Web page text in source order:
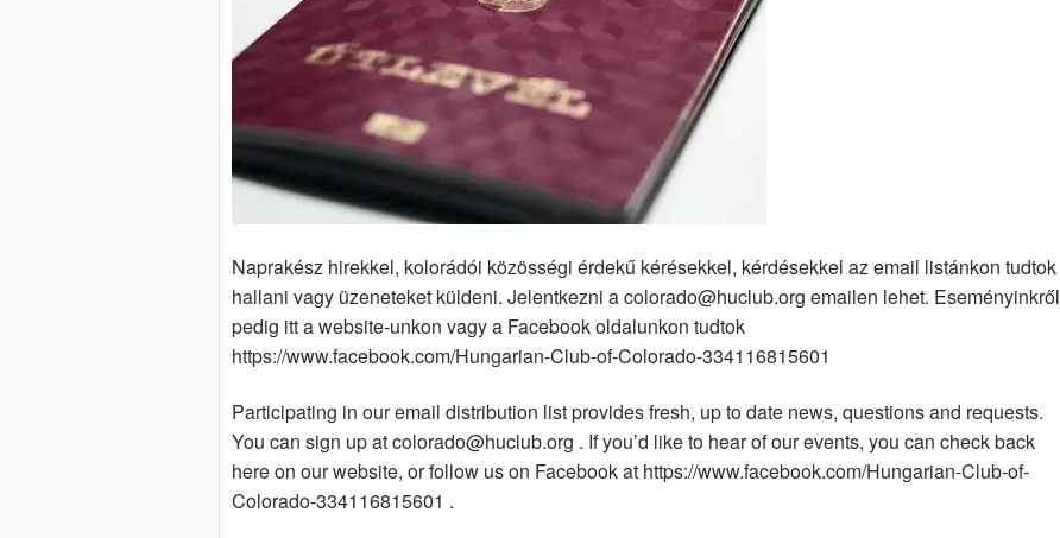
Naprakész hirekkel, kolorádói közösségi érdekű kérésekkel, kérdésekkel az email listánkon tudtok
hallani vagy üzeneteket küldeni. Jelentkezni a colorado@huclub.org emailen lehet. Eseményinkről
pedig itt a website-unkon vagy a Facebook oldalunkon tudtok
https://www.facebook.com/Hungarian-Club-of-Colorado-334116815601
Participating in our email distribution list provides fresh, up to date news, questions and requests.
You can sign up at colorado@huclub.org . If you’d like to hear of our events, you can check back
here on our website, or follow us on Facebook at https://www.facebook.com/Hungarian-Club-of-
Colorado-334116815601 .